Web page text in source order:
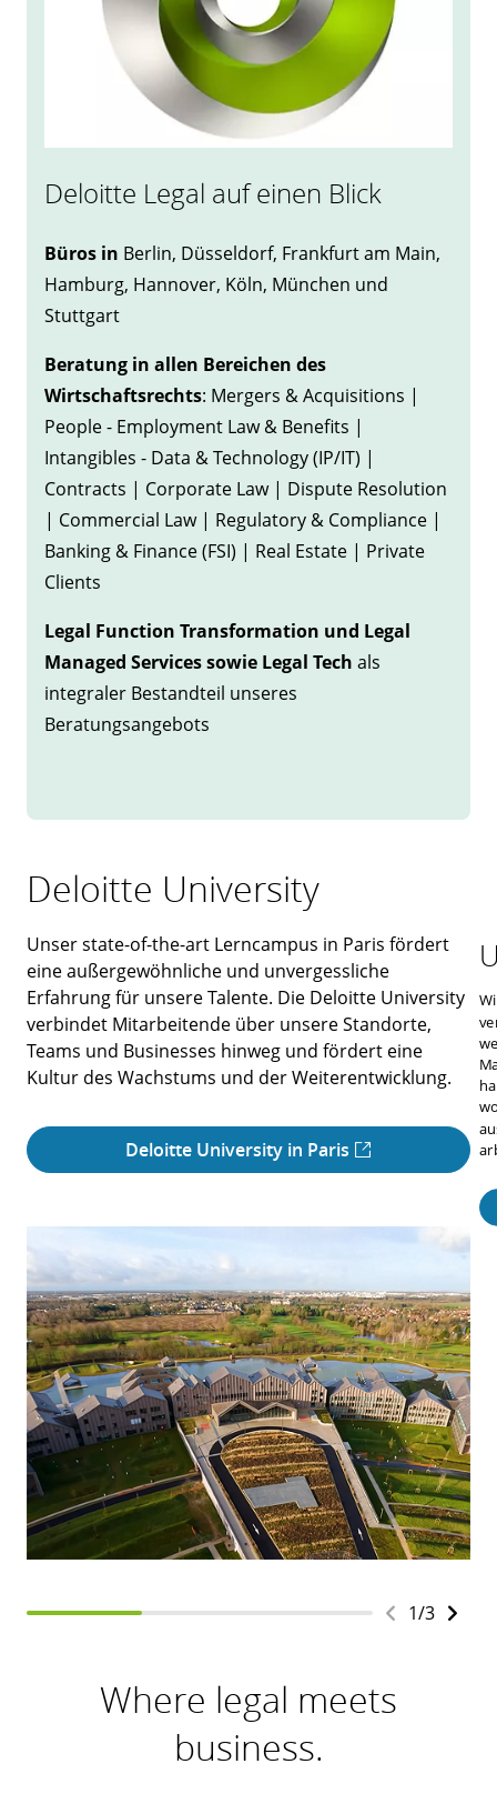
Deloitte Legal auf einen Blick
Büros in Berlin, Düsseldorf, Frankfurt am Main,
Hamburg, Hannover, Köln, München und
Stuttgart
Beratung in allen Bereichen des
Wirtschaftsrechts: Mergers & Acquisitions |
People - Employment Law & Benefits |
Intangibles - Data & Technology (IP/IT) |
Contracts | Corporate Law | Dispute Resolution
| Commercial Law | Regulatory & Compliance |
Banking & Finance (FSI) | Real Estate | Private
Clients
Legal Function Transformation und Legal
Managed Services sowie Legal Tech als
integraler Bestandteil unseres
Beratungsangebots
Deloitte University
Unser state-of-the-art Lerncampus in Paris fördert
eine außergewöhnliche und unvergessliche
Erfahrung für unsere Talente. Die Deloitte University
verbindet Mitarbeitende über unsere Standorte,
Teams und Businesses hinweg und fördert eine
Kultur des Wachstums und der Weiterentwicklung.
Deloitte University in Paris
1/3
Where legal meets
business.